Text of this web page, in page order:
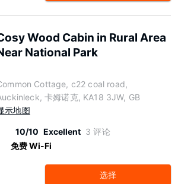
Wood Cabin in Rural Area
National Park
Cottage, c22 coal road,
卡姆诺克, KA18 3JW, GB
示地图
10/10 Excellent 3 评论
免费 Wi-Fi
选择